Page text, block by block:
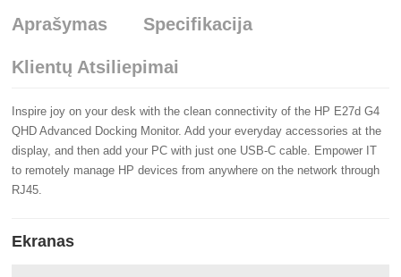
Aprašymas Specifikacija
Klientų Atsiliepimai
Inspire joy on your desk with the clean connectivity of the HP E27d G4
QHD Advanced Docking Monitor. Add your everyday accessories at the
display, and then add your PC with just one USB-C cable. Empower IT
to remotely manage HP devices from anywhere on the network through
RJ45.
Ekranas